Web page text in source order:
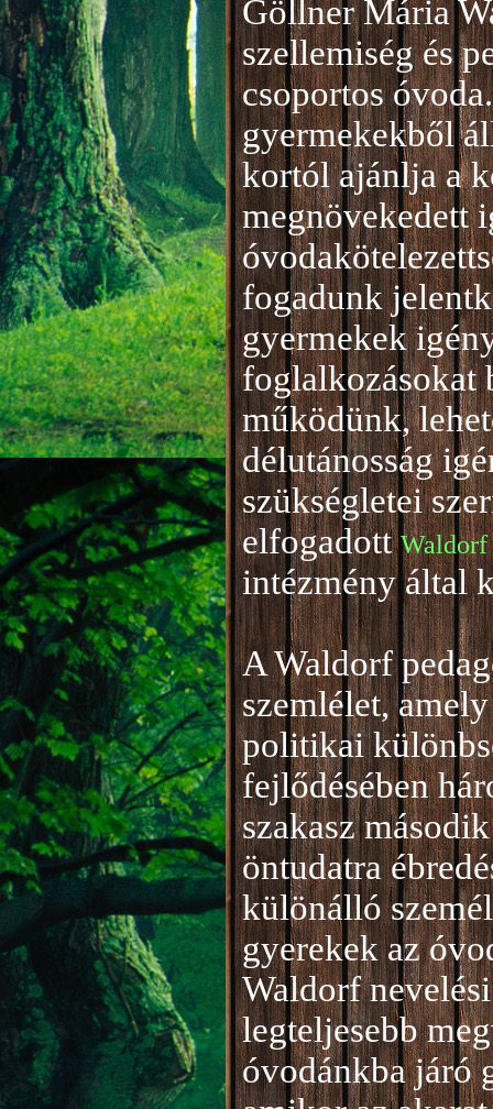
Göllner Mária
szellemiség és
csoportos
gyermekekből
kortól ajánlja a
megnövekedett
fogadunk
gyermekek
foglalkozásokat
működünk,
délutánosság
szükségletei
elfogadott Waldorf
intézmény által
A Waldorf
szemlélet,
politikai
fejlődésében
szakasz
öntudatra
különálló
gyerekek az
Waldorf
legteljesebb
óvodánkba járó